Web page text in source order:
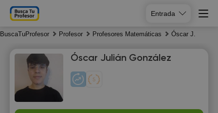
Entrada
BuscaTuProfesor Profesor Profesores Matemáticas Óscar J.
Óscar Julián González